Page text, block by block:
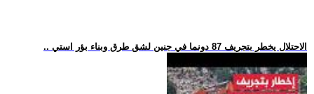
.. الاحتلال يخطر بتجريف 87 دونما في جنين لشق طرق وبناء بؤر استي